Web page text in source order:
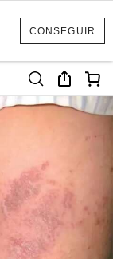
CONSEGUIR